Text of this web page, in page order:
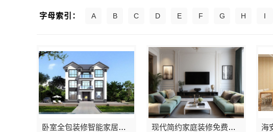
字母索引： A B C D E F G H I
卧室全包装修智能家居，中蓝建投（北京）建设有限公司武功分公司一站式 现代简约家庭装修免费设计整体落地-福建尚艺空间新材料科技有限公司